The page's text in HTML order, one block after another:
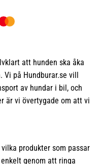
att hunden ska åka
på Hundburar.se vill
av hundar i bil, och
är vi övertygade om att vi
produkter som passar
genom att ringa